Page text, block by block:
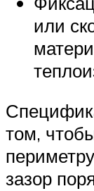
или
том,
зазор